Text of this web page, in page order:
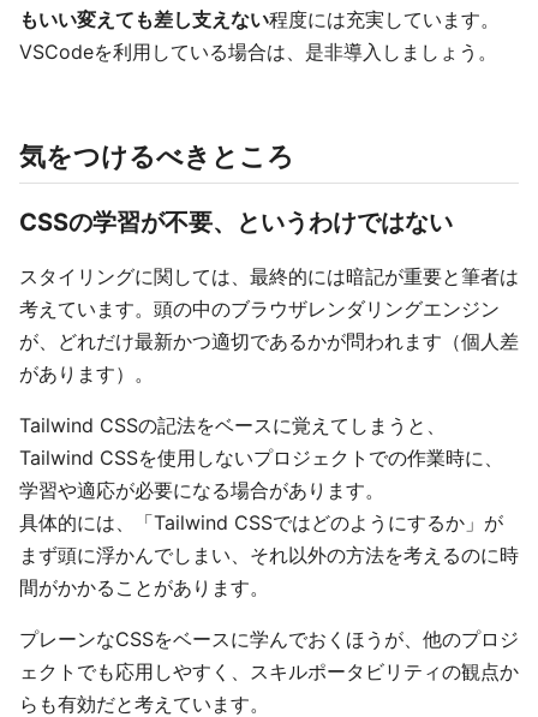
もいい変えても差し支えない程度には充実しています。
VSCodeを利用している場合は、是非導入しましょう。
気をつけるべきところ
CSSの学習が不要、というわけではない
スタイリングに関しては、最終的には暗記が重要と筆者は
考えています。頭の中のブラウザレンダリングエンジン
が、どれだけ最新かつ適切であるかが問われます（個人差
があります）。
Tailwind CSSの記法をベースに覚えてしまうと、
Tailwind CSSを使用しないプロジェクトでの作業時に、
学習や適応が必要になる場合があります。
具体的には、「Tailwind CSSではどのようにするか」が
まず頭に浮かんでしまい、それ以外の方法を考えるのに時
間がかかることがあります。
プレーンなCSSをベースに学んでおくほうが、他のプロジ
ェクトでも応用しやすく、スキルポータビリティの観点か
らも有効だと考えています。